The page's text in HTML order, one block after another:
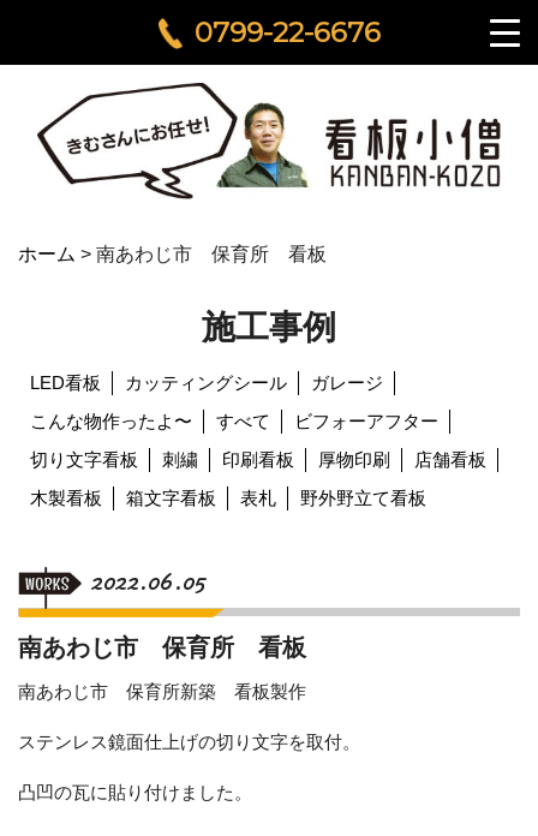
0799-22-6676
ホーム > 南あわじ市 保育所 看板
施工事例
LED看板 カッティングシール
ガレージ
こんな物作ったよ〜
すべて
ビフォーアフター
切り文字看板
刺繍 印刷看板 厚物印刷
店舗看板
木製看板
箱文字看板 表札 野外野立て看板
2022.06.05
南あわじ市 保育所 看板
南あわじ市 保育所新築 看板製作
ステンレス鏡面仕上げの切り文字を取付。
凸凹の瓦に貼り付けました。